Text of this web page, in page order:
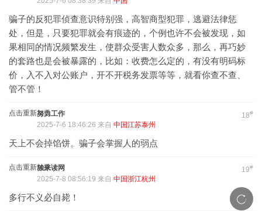
骗子的反犯罪侦查意识特别强，高智商型犯罪，逃避法律惩
处，但是，只要犯罪就会有痕迹的，个例也许不会被发现，如
果相同的情况频繁发生，使群众受害人数众多，那么，再巧妙
的套路也是会被暴露的，比如：收费怎么定的，有没有明码标
价，入不入对公账户，开不开税务发票等等，就看你查不查、
管不管！
点击重新加载 18#
努力工作
2025-7-6 18:46:26 来自 中国江苏泰州
天上不会掉馅饼。骗子会掌握人的弱点
点击重新加载 19#
独来读网
2025-7-8 08:56:19 来自 中国浙江杭州
多行不义必自毙！